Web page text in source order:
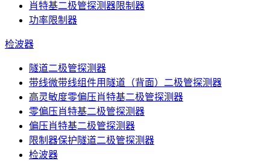
肖特基二极管探测器限制器
功率限制器
检波器
隧道二极管探测器
带线微带线组件用隧道（背面）二极管探测器
高灵敏度零偏压肖特基二极管探测器
零偏压肖特基二极管探测器
偏压肖特基二极管探测器
限制器保护隧道二极管探测器
检波器